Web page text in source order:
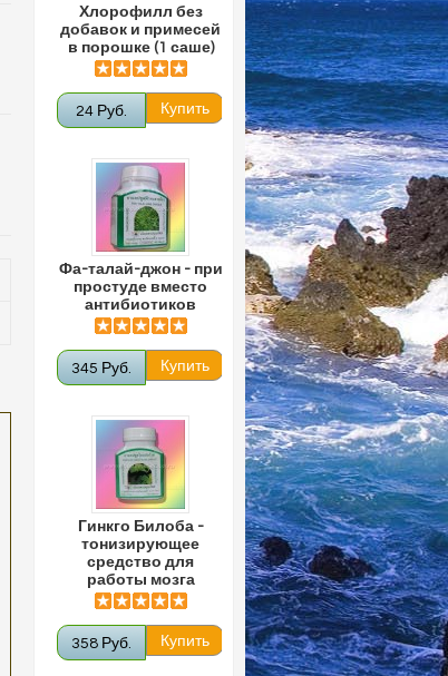
Хлорофилл без
добавок и примесей
в порошке (1 саше)
24 Руб.
Фа-талай-джон - при
простуде вместо
антибиотиков
345 Руб.
Гинкго Билоба -
тонизирующее
средство для
работы мозга
358 Руб.